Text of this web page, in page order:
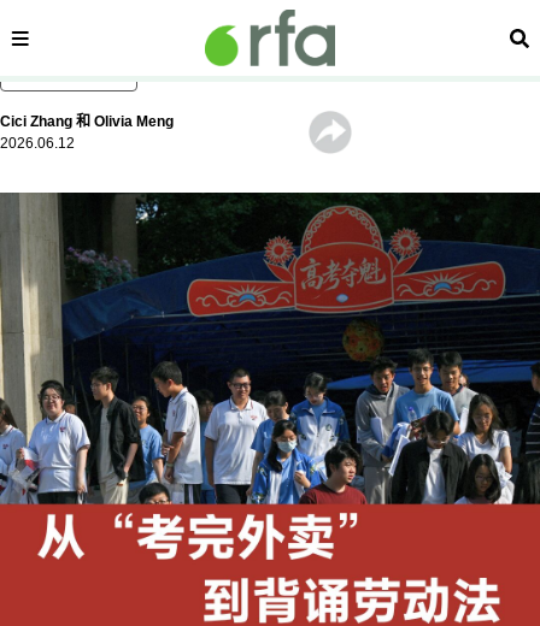
内容分类 搜
Cici Zhang 和 Olivia Meng
2026.06.12